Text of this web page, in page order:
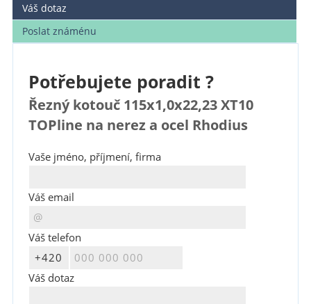
Váš dotaz
Poslat známénu
Potřebujete poradit ?
Řezný kotouč 115x1,0x22,23 XT10
TOPline na nerez a ocel Rhodius
Vaše jméno, příjmení, firma
Váš email
Váš telefon
Váš dotaz